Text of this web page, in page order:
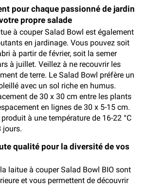
pour chaque passionné de jardin
propre salade
à couper Salad Bowl est également
en jardinage. Vous pouvez soit
à partir de février, soit la semer
à juillet. Veillez à ne recouvrir les
de terre. Le Salad Bowl préfère un
avec un sol riche en humus.
de 30 x 30 cm entre les plants
en lignes de 30 x 5-15 cm.
à une température de 16-22 °C
jours.
qualité pour la diversité de vos
laitue à couper Salad Bowl BIO sont
et vous permettent de découvrir